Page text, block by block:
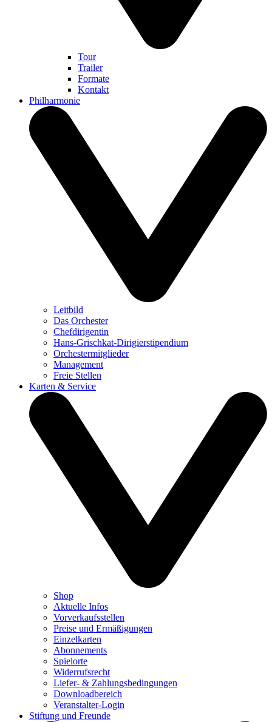
Tour
Trailer
Formate
Kontakt
Philharmonie
Leitbild
Das Orchester
Chefdirigentin
Hans-Grischkat-Dirigierstipendium
Orchestermitglieder
Management
Freie Stellen
Karten & Service
Shop
Aktuelle Infos
Vorverkaufsstellen
Preise und Ermäßigungen
Einzelkarten
Abonnements
Spielorte
Widerrufsrecht
Liefer- & Zahlungsbedingungen
Downloadbereich
Veranstalter-Login
Stiftung und Freunde